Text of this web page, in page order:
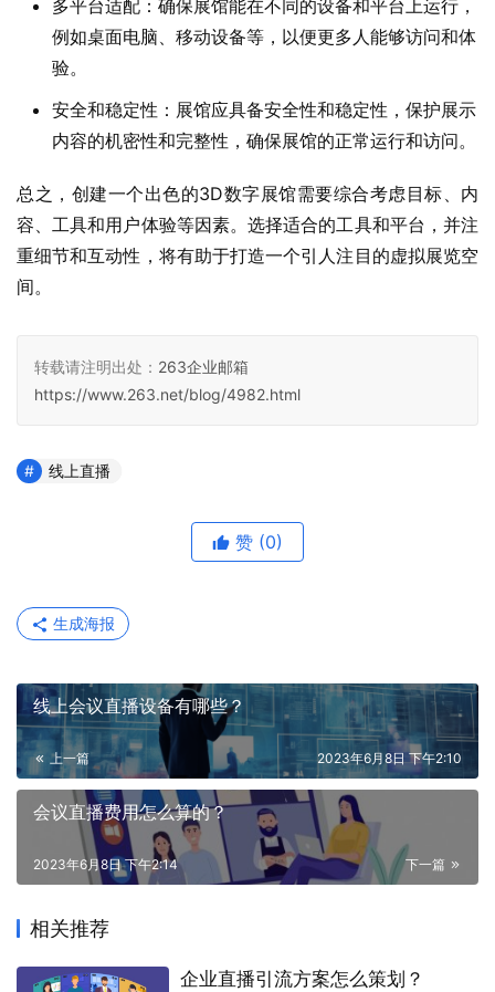
多平台适配：确保展馆能在不同的设备和平台上运行，
例如桌面电脑、移动设备等，以便更多人能够访问和体
验。
安全和稳定性：展馆应具备安全性和稳定性，保护展示
内容的机密性和完整性，确保展馆的正常运行和访问。
总之，创建一个出色的3D数字展馆需要综合考虑目标、内
容、工具和用户体验等因素。选择适合的工具和平台，并注
重细节和互动性，将有助于打造一个引人注目的虚拟展览空
间。
转载请注明出处： 263企业邮箱
https://www.263.net/blog/4982.html
线上直播
赞 (0)
生成海报
线上会议直播设备有哪些？
上一篇 2023年6月8日 下午2:10
会议直播费用怎么算的？
下一篇
2023年6月8日 下午2:14
相关推荐
企业直播引流方案怎么策划？